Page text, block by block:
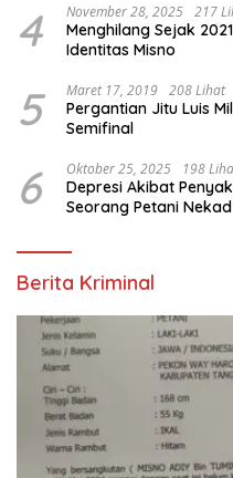
4 November 28, 2025 217
Menghilang Sejak
Identitas Misno
5 Maret 17, 2019 208 Lihat
Pergantian Jitu Luis
Semifinal
6 Oktober 25, 2025 198
Depresi Akibat
Seorang Petani
Berita Kriminal